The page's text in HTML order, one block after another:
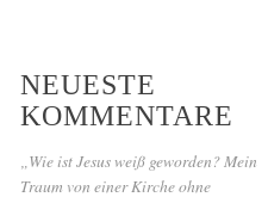
NEUESTE
KOMMENTARE
„Wie ist Jesus weiß geworden? Mein
Traum von einer Kirche ohne